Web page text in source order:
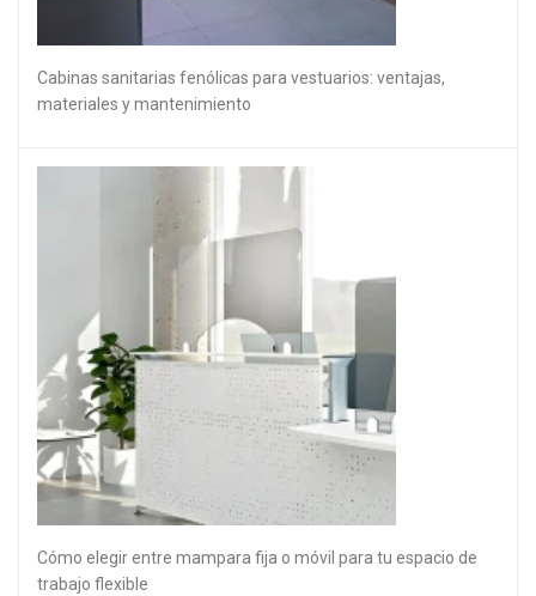
Cabinas sanitarias fenólicas para vestuarios: ventajas,
materiales y mantenimiento
Cómo elegir entre mampara fija o móvil para tu espacio de
trabajo flexible